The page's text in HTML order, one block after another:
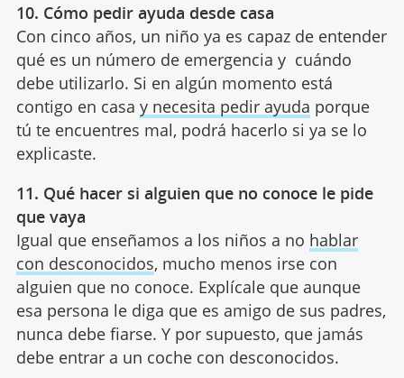
10. Cómo pedir ayuda desde casa
Con cinco años, un niño ya es capaz de entender
qué es un número de emergencia y cuándo
debe utilizarlo. Si en algún momento está
contigo en casa y necesita pedir ayuda porque
tú te encuentres mal, podrá hacerlo si ya se lo
explicaste.
11. Qué hacer si alguien que no conoce le pide
que vaya
Igual que enseñamos a los niños a no hablar
con desconocidos, mucho menos irse con
alguien que no conoce. Explícale que aunque
esa persona le diga que es amigo de sus padres,
nunca debe fiarse. Y por supuesto, que jamás
debe entrar a un coche con desconocidos.